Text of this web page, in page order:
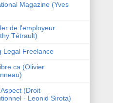
Magazine (Yves
de l'employeur
Tétrault)
Legal Freelance
(Olivier
(Droit
- Leonid Sirota)